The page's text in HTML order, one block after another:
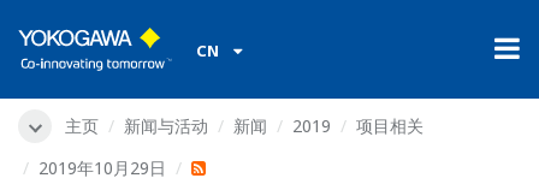
CN
主页 新闻与活动 新闻 2019
项目相关
2019年10月29日